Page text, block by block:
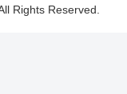
Rights Reserved.